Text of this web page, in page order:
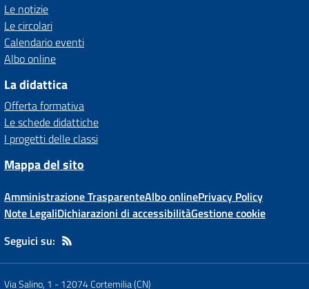
Le notizie
Le circolari
Calendario eventi
Albo online
La didattica
Offerta formativa
Le schede didattiche
I progetti delle classi
Mappa del sito
Amministrazione TrasparenteAlbo onlinePrivacy Policy
Note LegaliDichiarazioni di accessibilitàGestione cookie
Seguici su:
Via Salino, 1 -12074 Cortemilia (CN)